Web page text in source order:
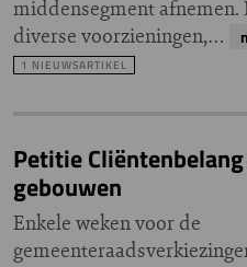
middensegment afnemen.
diverse voorzieningen,…
1 NIEUWSARTIKEL
Petitie
gebouwen
Enkele weken voor de